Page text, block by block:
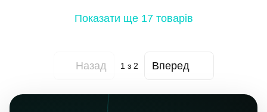
Показати ще 17 товарів
Назад 1з 2 Вперед